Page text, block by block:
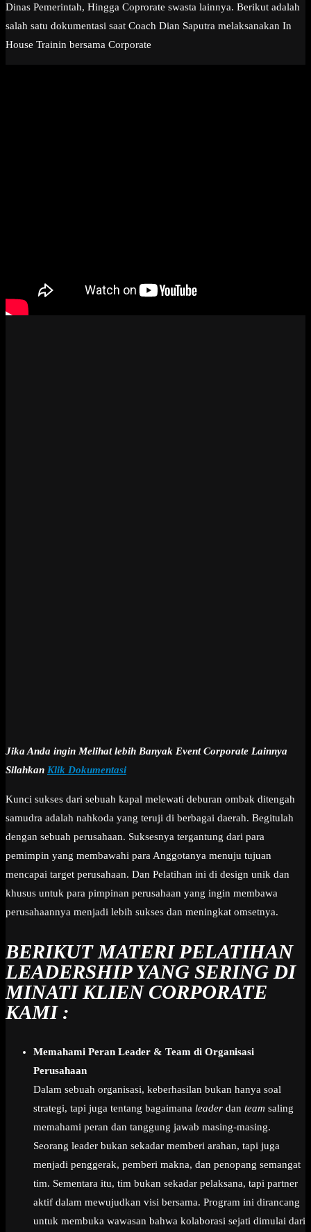
Dinas Pemerintah, Hingga Coprorate swasta lainnya. Berikut adalah
salah satu dokumentasi saat Coach Dian Saputra melaksanakan In
House Trainin bersama Corporate
Jika Anda ingin Melihat lebih Banyak Event Corporate Lainnya
Silahkan Klik Dokumentasi
Kunci sukses dari sebuah kapal melewati deburan ombak ditengah
samudra adalah nahkoda yang teruji di berbagai daerah. Begitulah
dengan sebuah perusahaan. Suksesnya tergantung dari para
pemimpin yang membawahi para Anggotanya menuju tujuan
mencapai target perusahaan. Dan Pelatihan ini di design unik dan
khusus untuk para pimpinan perusahaan yang ingin membawa
perusahaannya menjadi lebih sukses dan meningkat omsetnya.
BERIKUT MATERI PELATIHAN
LEADERSHIP YANG SERING DI
MINATI KLIEN CORPORATE
KAMI :
Memahami Peran Leader & Team di Organisasi
Perusahaan
Dalam sebuah organisasi, keberhasilan bukan hanya soal
strategi, tapi juga tentang bagaimana leader dan team saling
memahami peran dan tanggung jawab masing-masing.
Seorang leader bukan sekadar memberi arahan, tapi juga
menjadi penggerak, pemberi makna, dan penopang semangat
tim. Sementara itu, tim bukan sekadar pelaksana, tapi partner
aktif dalam mewujudkan visi bersama. Program ini dirancang
untuk membuka wawasan bahwa kolaborasi sejati dimulai dari